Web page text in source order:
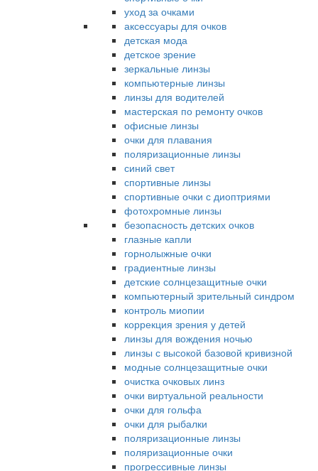
уход за очками
аксессуары для очков
детская мода
детское зрение
зеркальные линзы
компьютерные линзы
линзы для водителей
мастерская по ремонту очков
офисные линзы
очки для плавания
поляризационные линзы
синий свет
спортивные линзы
спортивные очки с диоптриями
фотохромные линзы
безопасность детских очков
глазные капли
горнолыжные очки
градиентные линзы
детские солнцезащитные очки
компьютерный зрительный синдром
контроль миопии
коррекция зрения у детей
линзы для вождения ночью
линзы с высокой базовой кривизной
модные солнцезащитные очки
очистка очковых линз
очки виртуальной реальности
очки для гольфа
очки для рыбалки
поляризационные линзы
поляризационные очки
прогрессивные линзы